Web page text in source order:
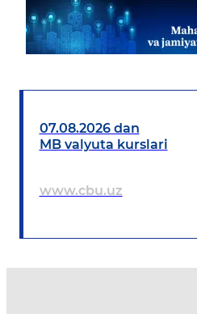
07.08.2026 dan
MB valyuta kurslari
www.cbu.uz